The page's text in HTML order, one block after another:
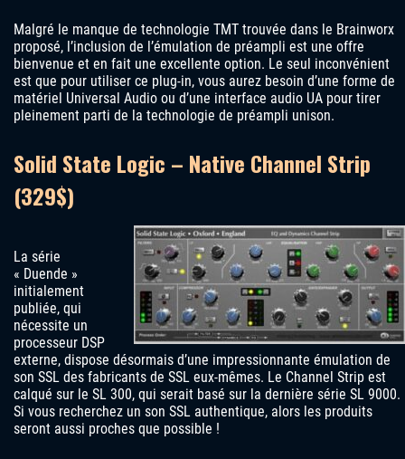
Malgré le manque de technologie TMT trouvée dans le Brainworx
proposé, l’inclusion de l’émulation de préampli est une offre
bienvenue et en fait une excellente option. Le seul inconvénient
est que pour utiliser ce plug-in, vous aurez besoin d’une forme de
matériel Universal Audio ou d’une interface audio UA pour tirer
pleinement parti de la technologie de préampli unison.
Solid State Logic – Native Channel Strip
(329$)
La série
« Duende »
initialement
publiée, qui
nécessite un
processeur DSP
externe, dispose désormais d’une impressionnante émulation de
son SSL des fabricants de SSL eux-mêmes. Le Channel Strip est
calqué sur le SL 300, qui serait basé sur la dernière série SL 9000.
Si vous recherchez un son SSL authentique, alors les produits
seront aussi proches que possible !